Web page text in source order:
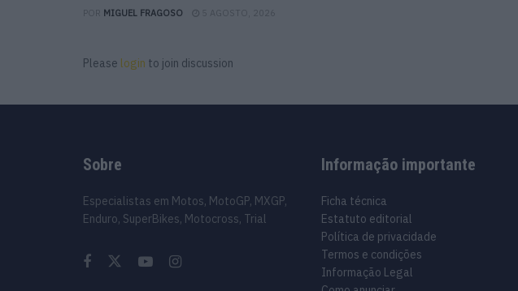
MIGUEL FRAGOSO 5 AGOSTO, 2026
Please login to join discussion
Sobre
Especialistas em Motos, MotoGP, MXGP,
Enduro, SuperBikes, Motocross, Trial
Informação importante
Ficha técnica
Estatuto editorial
Política de privacidade
Termos e condições
Informação Legal